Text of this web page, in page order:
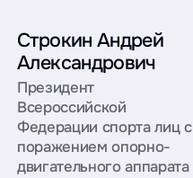
Строкин Андрей
Александрович
Президент
Всероссийской
Федерации спорта лиц с
поражением опорно-
двигательного аппарата